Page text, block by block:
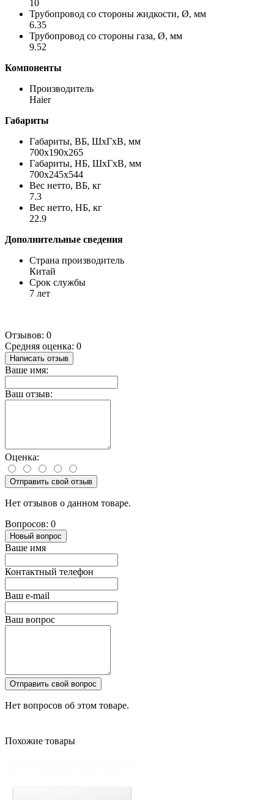
10
Трубопровод со стороны жидкости, Ø, мм
6.35
Трубопровод со стороны газа, Ø, мм
9.52
Компоненты
Производитель
Haier
Габариты
Габариты, ВБ, ШхГхВ, мм
700x190x265
Габариты, НБ, ШхГхВ, мм
700x245x544
Вес нетто, ВБ, кг
7.3
Вес нетто, НБ, кг
22.9
Дополнительные сведения
Страна производитель
Китай
Срок службы
7 лет
Отзывов: 0
Средняя оценка: 0
Написать отзыв
Ваше имя:
Ваш отзыв:
Оценка:
Отправить свой отзыв
Нет отзывов о данном товаре.
Вопросов: 0
Новый вопрос
Ваше имя
Контактный телефон
Ваш e-mail
Ваш вопрос
Отправить свой вопрос
Нет вопросов об этом товаре.
Похожие товары